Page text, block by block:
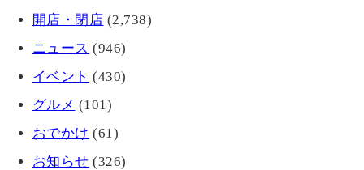
開店・閉店 (2,738)
ニュース (946)
イベント (430)
グルメ (101)
おでかけ (61)
お知らせ (326)